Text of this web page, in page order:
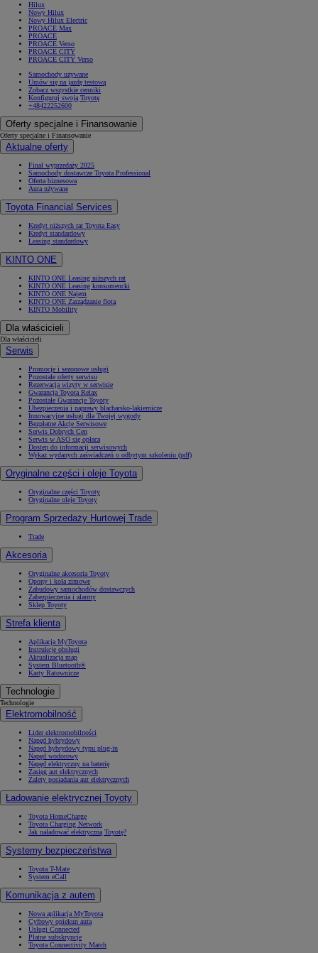
Hilux
Nowy Hilux
Nowy Hilux Electric
PROACE Max
PROACE
PROACE Verso
PROACE CITY
PROACE CITY Verso
Samochody używane
Umów się na jazdę testową
Zobacz wszystkie cenniki
Konfiguruj swoją Toyotę
+48422252600
Oferty specjalne i Finansowanie
Oferty specjalne i Finansowanie
Aktualne oferty
Finał wyprzedaży 2025
Samochody dostawcze Toyota Professional
Oferta biznesowa
Auta używane
Toyota Financial Services
Kredyt niższych rat Toyota Easy
Kredyt standardowy
Leasing standardowy
KINTO ONE
KINTO ONE Leasing niższych rat
KINTO ONE Leasing konsumencki
KINTO ONE Najem
KINTO ONE Zarządzanie flotą
KINTO Mobility
Dla właścicieli
Dla właścicieli
Serwis
Promocje i sezonowe usługi
Pozostałe oferty serwisu
Rezerwacja wizyty w serwisie
Gwarancja Toyota Relax
Pozostałe Gwarancje Toyoty
Ubezpieczenia i naprawy blacharsko-lakiernicze
Innowacyjne usługi dla Twojej wygody
Bezpłatne Akcje Serwisowe
Serwis Dobrych Cen
Serwis w ASO się opłaca
Dostęp do informacji serwisowych
Wykaz wydanych zaświadczeń o odbytym szkoleniu (pdf)
Oryginalne części i oleje Toyota
Oryginalne części Toyoty
Oryginalne oleje Toyoty
Program Sprzedaży Hurtowej Trade
Trade
Akcesoria
Oryginalne akcesoria Toyoty
Opony i koła zimowe
Zabudowy samochodów dostawczych
Zabezpieczenia i alarmy
Sklep Toyoty
Strefa klienta
Aplikacja MyToyota
Instrukcje obsługi
Aktualizacja map
System Bluetooth®
Karty Ratownicze
Technologie
Technologie
Elektromobilność
Lider elektromobilności
Napęd hybrydowy
Napęd hybrydowy typu plug-in
Napęd wodorowy
Napęd elektryczny na baterię
Zasięg aut elektrycznych
Zalety posiadania aut elektrycznych
Ładowanie elektrycznej Toyoty
Toyota HomeCharge
Toyota Charging Network
Jak naładować elektryczną Toyotę?
Systemy bezpieczeństwa
Toyota T-Mate
System eCall
Komunikacja z autem
Nowa aplikacja MyToyota
Cyfrowy opiekun auta
Usługi Connected
Płatne subskrypcje
Toyota Connectivity Match